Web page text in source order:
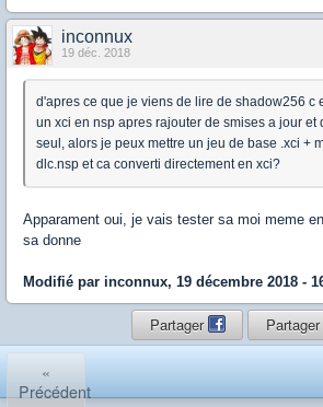
inconnux
19 déc. 2018
d'apres ce que je viens de lire de shadow256 c
un xci en nsp apres rajouter de smises a jour et
seul, alors je peux mettre un jeu de base .xci +
dlc.nsp et ca converti directement en xci?
Apparament oui, je vais tester sa moi meme
sa donne
Modifié par inconnux, 19 décembre 2018 -
Partager Partager
«
Précédent